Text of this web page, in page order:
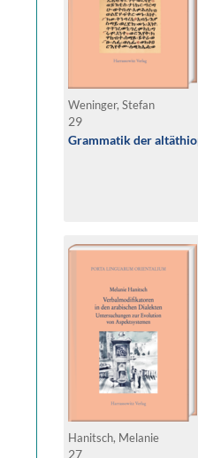
Weninger, Stefan
29
Grammatik der
Hanitsch, Melanie
27